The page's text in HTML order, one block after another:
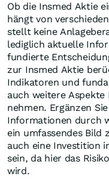
Ob die Insmed Aktie
hängt von
stellt keine
lediglich aktuelle
fundierte
zur Insmed Aktie
Indikatoren und
auch weitere
nehmen. Ergänzen
Informationen durch
ein umfassendes Bild
auch eine Investition
sein, da hier das
wird.